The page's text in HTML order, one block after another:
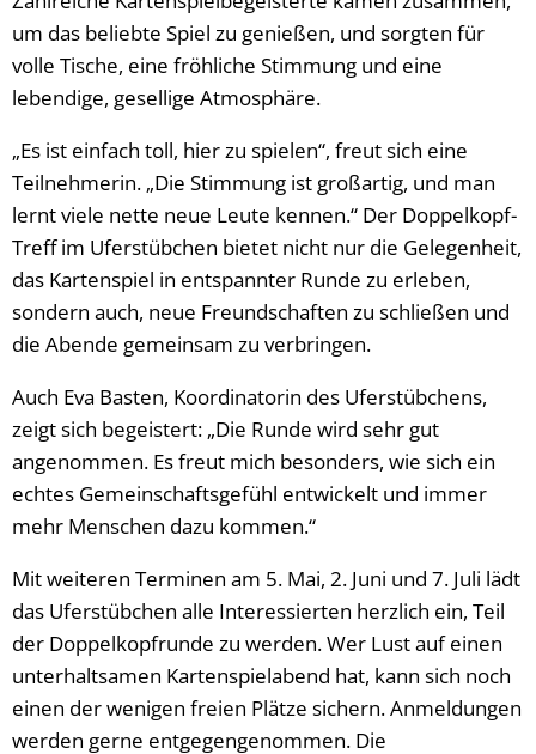
um das beliebte Spiel zu genießen, und sorgten für
volle Tische, eine fröhliche Stimmung und eine
lebendige, gesellige Atmosphäre.
„Es ist einfach toll, hier zu spielen“, freut sich eine
Teilnehmerin. „Die Stimmung ist großartig, und man
lernt viele nette neue Leute kennen.“ Der Doppelkopf-
Treff im Uferstübchen bietet nicht nur die Gelegenheit,
das Kartenspiel in entspannter Runde zu erleben,
sondern auch, neue Freundschaften zu schließen und
die Abende gemeinsam zu verbringen.
Auch Eva Basten, Koordinatorin des Uferstübchens,
zeigt sich begeistert: „Die Runde wird sehr gut
angenommen. Es freut mich besonders, wie sich ein
echtes Gemeinschaftsgefühl entwickelt und immer
mehr Menschen dazu kommen.“
Mit weiteren Terminen am 5. Mai, 2. Juni und 7. Juli lädt
das Uferstübchen alle Interessierten herzlich ein, Teil
der Doppelkopfrunde zu werden. Wer Lust auf einen
unterhaltsamen Kartenspielabend hat, kann sich noch
einen der wenigen freien Plätze sichern. Anmeldungen
werden gerne entgegengenommen. Die